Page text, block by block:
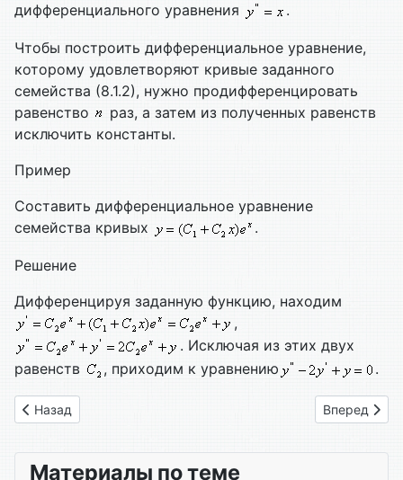
дифференциального уравнения
.
Чтобы построить дифференциальное уравнение,
которому удовлетворяют кривые заданного
семейства (8.1.2), нужно продифференцировать
равенство
раз, а затем из полученных равенств
исключить константы.
Пример
Составить дифференциальное уравнение
семейства кривых
.
Решение
Дифференцируя заданную функцию, находим
,
. Исключая из этих двух
равенств
, приходим к уравнению .
Предыдущий: Глава 83. Несобственные интегралы
Назад Следующий:
Вперед
Материалы по теме